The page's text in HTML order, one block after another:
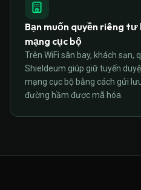
Bạn muốn quyền riêng
mạng cục bộ
Trên WiFi sân bay, khách sạn,
Shieldeum giúp giữ tuyến
mạng cục bộ bằng cách gửi
đường hầm được mã hóa.